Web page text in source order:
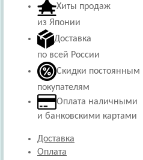
Хиты продаж
из Японии
Доставка
по всей России
Скидки постоянным
покупателям
Оплата наличными
и банковскими картами
Доставка
Оплата